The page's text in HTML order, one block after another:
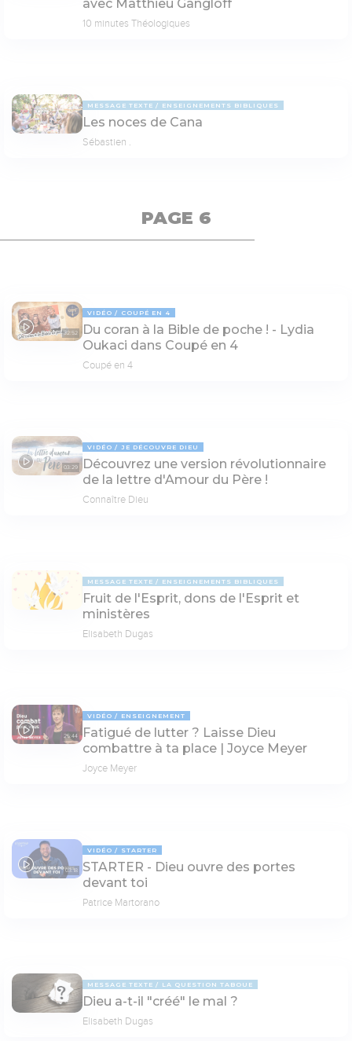
avec Matthieu Gangloff
10 minutes Théologiques
MESSAGE TEXTE ENSEIGNEMENTS BIBLIQUES
Les noces de Cana
Sébastien .
PAGE 6
32:52
VIDÉO COUPÉ EN 4
Du coran à la Bible de poche ! - Lydia
Oukaci dans Coupé en 4
Coupé en 4
03:29
VIDÉO JE DÉCOUVRE DIEU
Découvrez une version révolutionnaire
de la lettre d'Amour du Père !
Connaître Dieu
MESSAGE TEXTE ENSEIGNEMENTS BIBLIQUES
Fruit de l'Esprit, dons de l'Esprit et
ministères
Elisabeth Dugas
25:44
VIDÉO ENSEIGNEMENT
Fatigué de lutter ? Laisse Dieu
combattre à ta place | Joyce Meyer
Joyce Meyer
03:18
VIDÉO STARTER
STARTER - Dieu ouvre des portes
devant toi
Patrice Martorano
MESSAGE TEXTE LA QUESTION TABOUE
Dieu a-t-il "créé" le mal ?
Elisabeth Dugas